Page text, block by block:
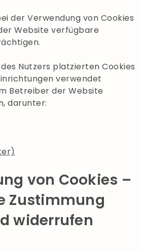
der Verwendung von Cookies
Website verfügbare
Nutzers platzierten Cookies
verwendet
Betreiber der Website
darunter:
von Cookies –
Zustimmung
widerrufen